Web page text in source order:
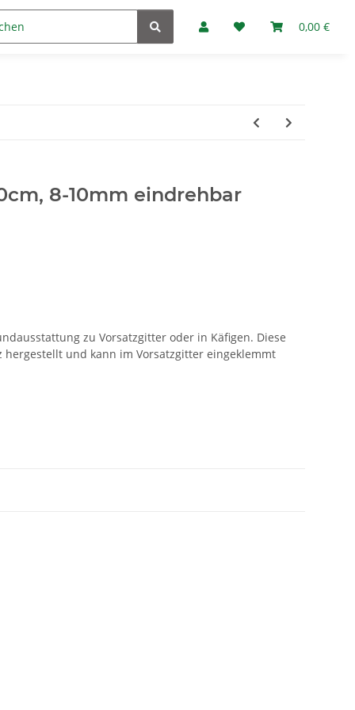
0,00 €
Marken
8-10mm eindrehbar
zu Vorsatzgitter oder in Käfigen. Diese
und kann im Vorsatzgitter eingeklemmt